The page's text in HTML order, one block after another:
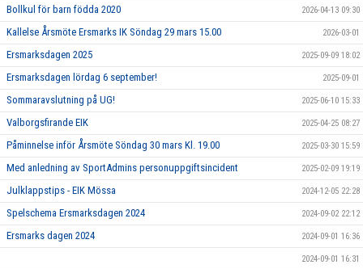
RUTINER/POLICY
ORGANISATION
VERKSAMHET
ANLÄGGNINGAR
UTBILDNING
ARBETSGRUPPER
Bollkul för barn födda 2020 2026-04-13 09:30
Kallelse Årsmöte Ersmarks IK Söndag 29 mars 15.00 2026-03-01
Ersmarksdagen 2025 2025-09-09 18:02
Ersmarksdagen lördag 6 september! 2025-09-01
Sommaravslutning på UG! 2025-06-10 15:33
Valborgsfirande EIK 2025-04-25 08:27
Påminnelse inför Årsmöte Söndag 30 mars Kl. 19.00 2025-03-30 15:59
Med anledning av SportAdmins personuppgiftsincident 2025-02-09 19:19
Julklappstips - EIK Mössa 2024-12-05 22:28
Spelschema Ersmarksdagen 2024 2024-09-02 22:12
Ersmarks dagen 2024 2024-09-01 16:36
2024-09-01 16:31